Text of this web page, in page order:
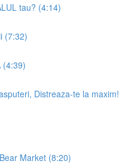
tau? (4:14)
(7:32)
(4:39)
Distreaza-te la maxim!
Market (8:20)